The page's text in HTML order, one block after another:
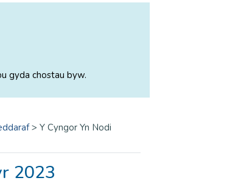
gyda chostau byw.
> Y Cyngor Yn Nodi
2023